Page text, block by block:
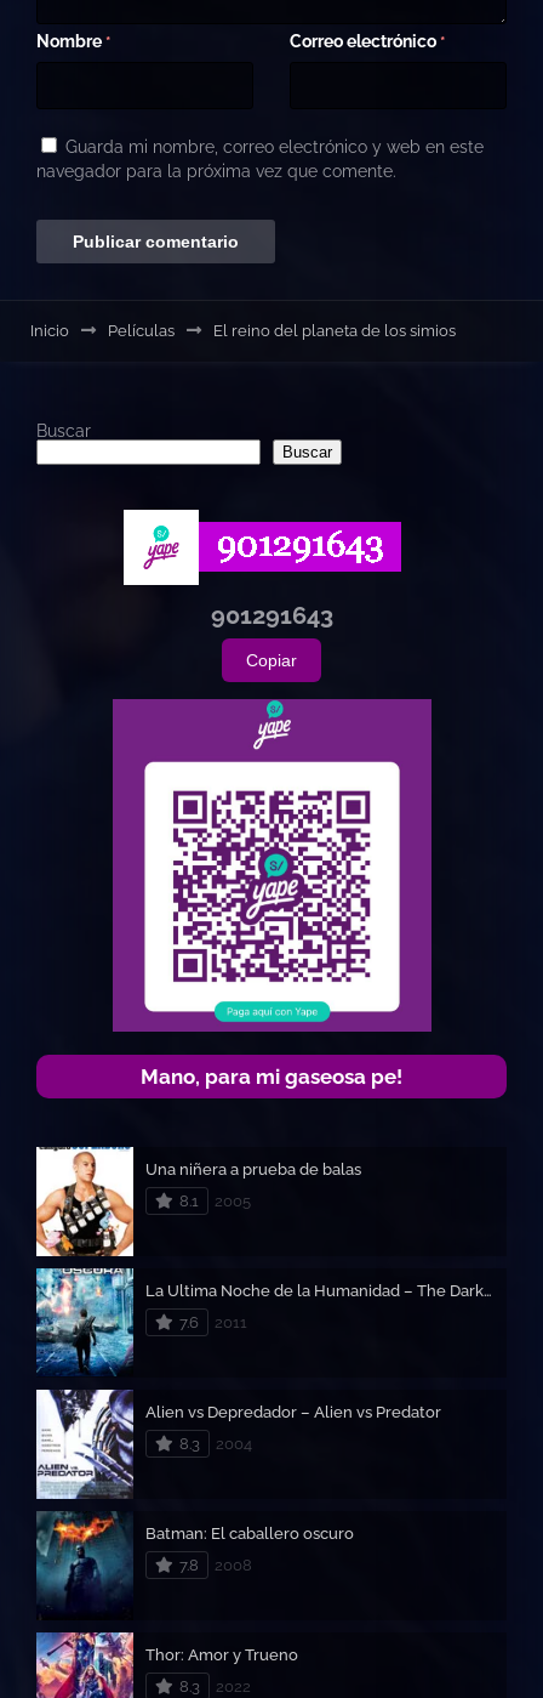
Nombre * Correo electrónico *
Guarda mi nombre, correo electrónico y web en este
navegador para la próxima vez que comente.
Inicio Películas El reino del planeta de los simios
Buscar
Buscar
901291643
Copiar
Mano, para mi gaseosa pe!
Una niñera a prueba de balas
8.1
2005
La Ultima Noche de la Humanidad – The Darkest Hour
7.6
2011
Alien vs Depredador – Alien vs Predator
8.3
2004
Batman: El caballero oscuro
7.8
2008
Thor: Amor y Trueno
8.3
2022